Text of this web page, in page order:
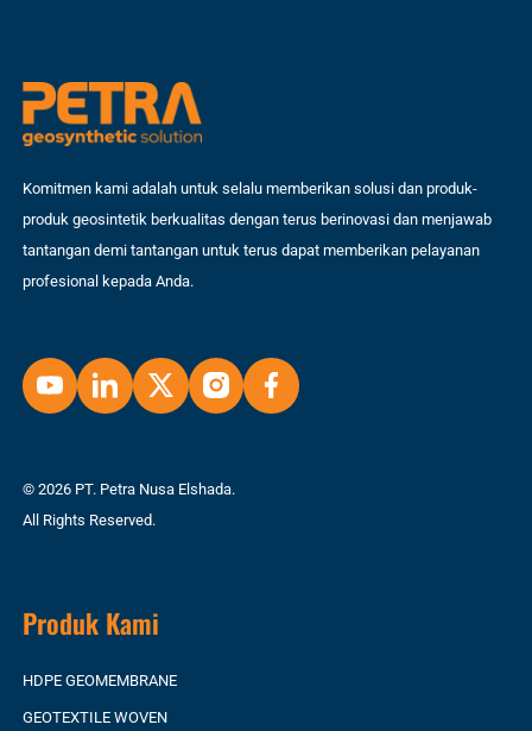
Komitmen kami adalah untuk selalu memberikan solusi dan produk-
produk geosintetik berkualitas dengan terus berinovasi dan menjawab
tantangan demi tantangan untuk terus dapat memberikan pelayanan
profesional kepada Anda.
© 2026 PT. Petra Nusa Elshada.
All Rights Reserved.
Produk Kami
HDPE GEOMEMBRANE
GEOTEXTILE WOVEN